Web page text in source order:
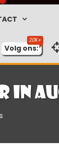
Volg ons:
in